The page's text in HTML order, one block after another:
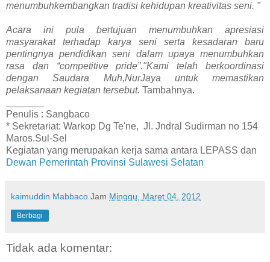
menumbuhkembangkan tradisi kehidupan kreativitas seni. "
Acara ini pula bertujuan menumbuhkan apresiasi
masyarakat terhadap karya seni serta kesadaran baru
pentingnya pendidikan seni dalam upaya menumbuhkan
rasa dan “competitive pride”."Kami telah berkoordinasi
dengan Saudara Muh,NurJaya untuk memastikan
pelaksanaan kegiatan tersebut. Tambahnya.
Penulis : Sangbaco
* Sekretariat: Warkop Dg Te'ne, Jl. Jndral Sudirman no 154
Maros.Sul-Sel
Kegiatan yang merupakan kerja sama antara LEPASS dan
Dewan Pemerintah Provinsi Sulawesi Selatan
kaimuddin Mabbaco Jam Minggu, Maret 04, 2012
Berbagi
Tidak ada komentar: